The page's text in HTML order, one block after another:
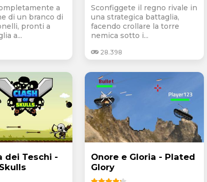
a
di un branco di
pronti a
a...
Sconfiggete il regno rivale in
una strategica battaglia,
facendo crollare la torre
nemica sotto i...
28.398
dei Teschi -
Onore e Gloria - Plated
Glory